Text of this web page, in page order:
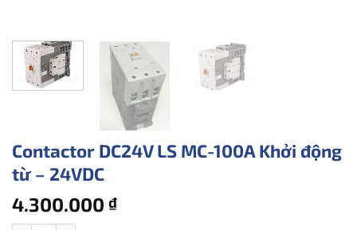
Contactor DC24V LS MC-100A Khởi động
từ – 24VDC
4.300.000 ₫